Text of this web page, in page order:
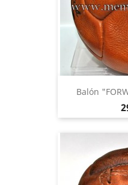
Balón